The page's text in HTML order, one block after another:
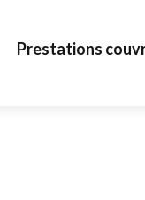
Prestations